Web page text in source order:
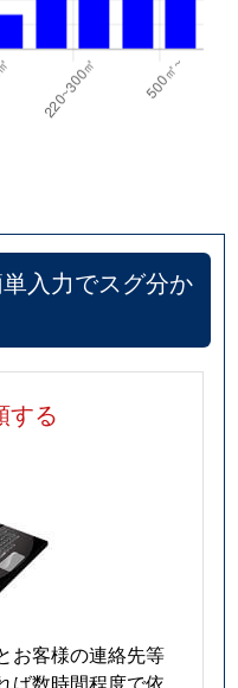
入力でスグ分か
する
お客様の連絡先等
ば数時間程度で依